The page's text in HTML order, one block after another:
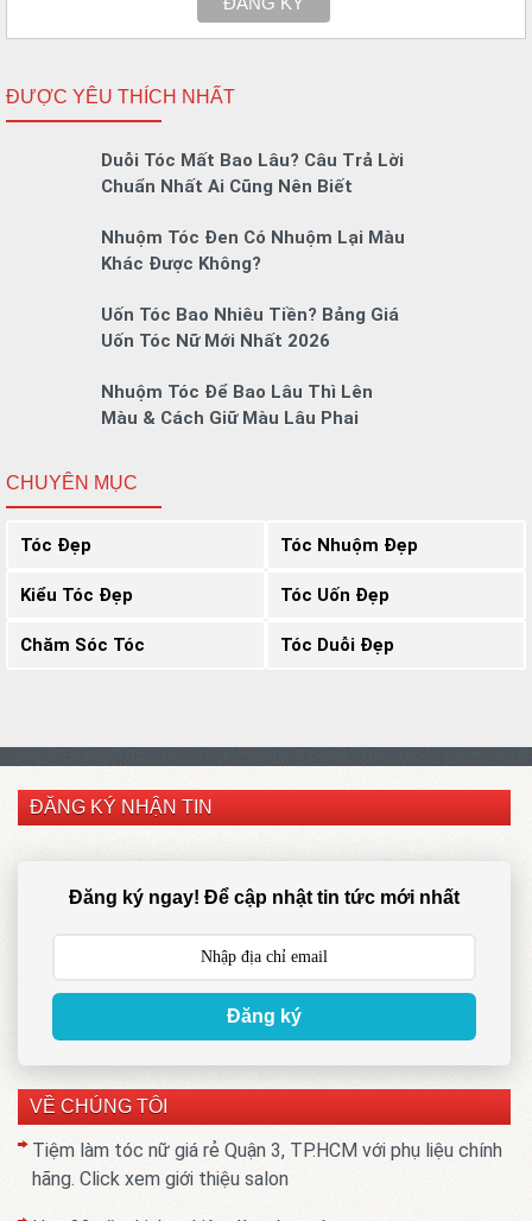
ĐƯỢC YÊU THÍCH NHẤT
Duỗi Tóc Mất Bao Lâu? Câu Trả Lời
Chuẩn Nhất Ai Cũng Nên Biết
Nhuộm Tóc Đen Có Nhuộm Lại Màu
Khác Được Không?
Uốn Tóc Bao Nhiêu Tiền? Bảng Giá
Uốn Tóc Nữ Mới Nhất 2026
Nhuộm Tóc Để Bao Lâu Thì Lên
Màu & Cách Giữ Màu Lâu Phai
CHUYÊN MỤC
Tóc Đẹp Tóc Nhuộm Đẹp
Kiểu Tóc Đẹp Tóc Uốn Đẹp
Chăm Sóc Tóc Tóc Duỗi Đẹp
ĐĂNG KÝ NHẬN TIN
Đăng ký ngay! Để cập nhật tin tức mới nhất
Đăng ký
VỀ CHÚNG TÔI
Tiệm làm tóc nữ giá rẻ Quận 3, TP.HCM với phụ liệu chính
hãng. Click xem giới thiệu salon